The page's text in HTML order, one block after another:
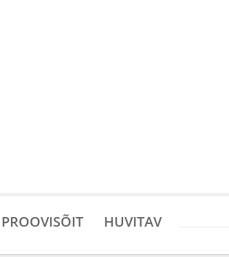
PROOVISÕIT HUVITAV